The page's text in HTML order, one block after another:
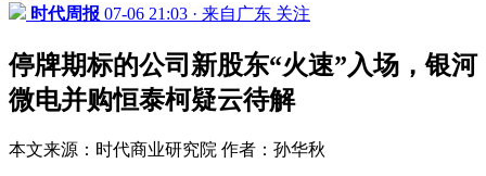
时代周报 07-06 21:03 · 来自广东 关注
停牌期标的公司新股东“火速”入场，银河
微电并购恒泰柯疑云待解
本文来源：时代商业研究院 作者：孙华秋